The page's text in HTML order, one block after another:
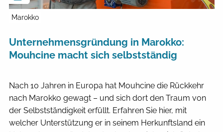
Marokko
Unternehmensgründung in Marokko:
Mouhcine macht sich selbstständig
Nach 10 Jahren in Europa hat Mouhcine die Rückkehr
nach Marokko gewagt – und sich dort den Traum von
der Selbstständigkeit erfüllt. Erfahren Sie hier, mit
welcher Unterstützung er in seinem Herkunftsland ein